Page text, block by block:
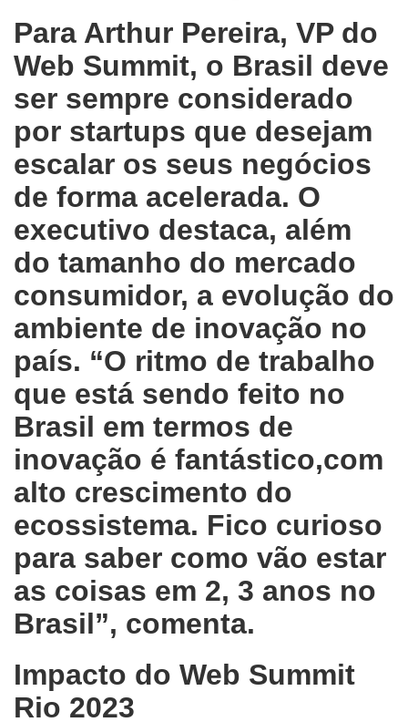
Para Arthur Pereira, VP do
Web Summit, o Brasil deve
ser sempre considerado
por startups que desejam
escalar os seus negócios
de forma acelerada. O
executivo destaca, além
do tamanho do mercado
consumidor, a evolução do
ambiente de inovação no
país. “O ritmo de trabalho
que está sendo feito no
Brasil em termos de
inovação é fantástico,com
alto crescimento do
ecossistema. Fico curioso
para saber como vão estar
as coisas em 2, 3 anos no
Brasil”, comenta.
Impacto do Web Summit
Rio 2023